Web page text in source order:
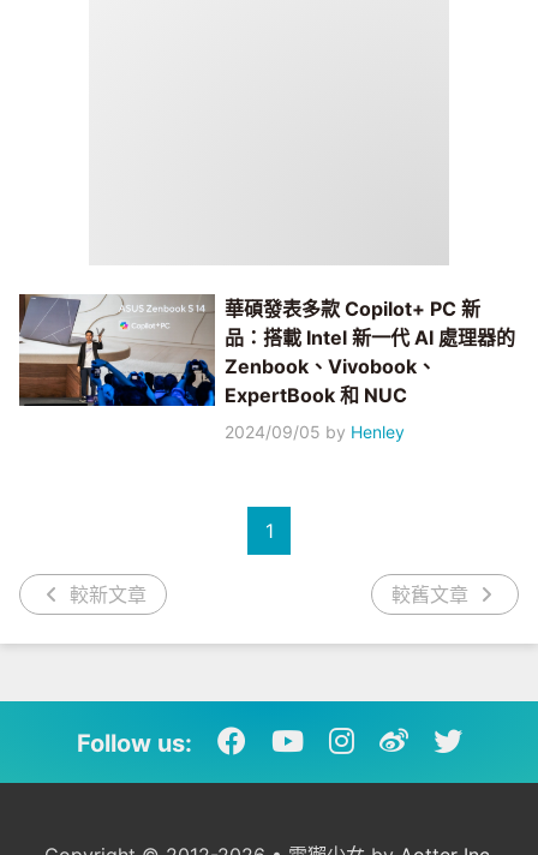
華碩發表多款 Copilot+ PC 新
品：搭載 Intel 新一代 AI 處理器的
Zenbook、Vivobook、
ExpertBook 和 NUC
2024/09/05 by Henley
較新文章
1
較舊文章
Follow us: